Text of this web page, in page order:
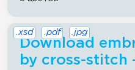
Download
by cross-stitch
.xsd .pdf .jpg